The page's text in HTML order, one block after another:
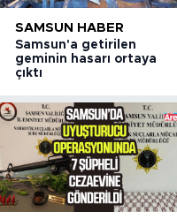
SAMSUN HABER
Samsun'a getirilen
geminin hasarı ortaya
çıktı